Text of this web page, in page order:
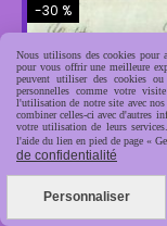
-30 %
Nous utilisons des cookies pour
pour vous offrir une meilleure
peuvent utiliser des cookies ou
personnelles comme votre
l'utilisation de notre site avec
combiner celles-ci avec d'autres
votre utilisation de leurs
l'aide du lien en pied de page «
de confidentialité
Personnaliser